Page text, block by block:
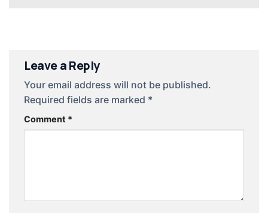
Leave a Reply
Your email address will not be published.
Required fields are marked *
Comment *